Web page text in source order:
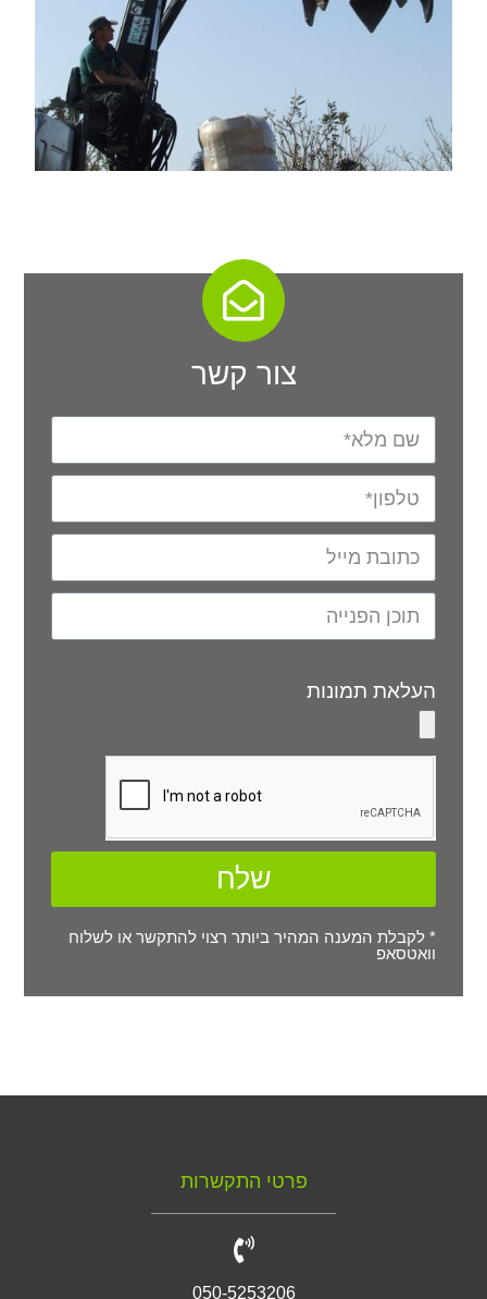
צור קשר
העלאת תמונות
שלח
* לקבלת המענה המהיר ביותר רצוי להתקשר או לשלוח
וואטסאפ
פרטי התקשרות
050-5253206